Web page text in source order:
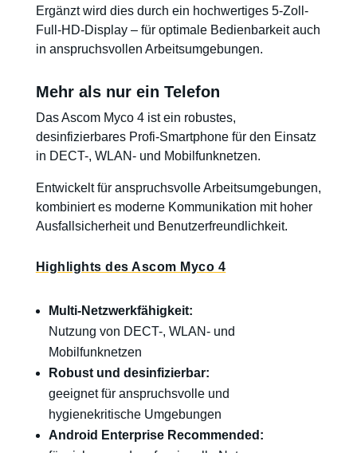
Ergänzt wird dies durch ein hochwertiges 5-Zoll-
Full-HD-Display – für optimale Bedienbarkeit auch
in anspruchsvollen Arbeitsumgebungen.
Mehr als nur ein Telefon
Das Ascom Myco 4 ist ein robustes,
desinfizierbares Profi-Smartphone für den Einsatz
in DECT-, WLAN- und Mobilfunknetzen.
Entwickelt für anspruchsvolle Arbeitsumgebungen,
kombiniert es moderne Kommunikation mit hoher
Ausfallsicherheit und Benutzerfreundlichkeit.
Highlights des Ascom Myco 4
Multi-Netzwerkfähigkeit:
Nutzung von DECT-, WLAN- und
Mobilfunknetzen
Robust und desinfizierbar:
geeignet für anspruchsvolle und
hygienekritische Umgebungen
Android Enterprise Recommended: